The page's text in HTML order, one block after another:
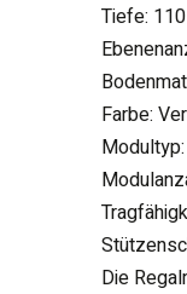
Tiefe:
Farbe:
Die